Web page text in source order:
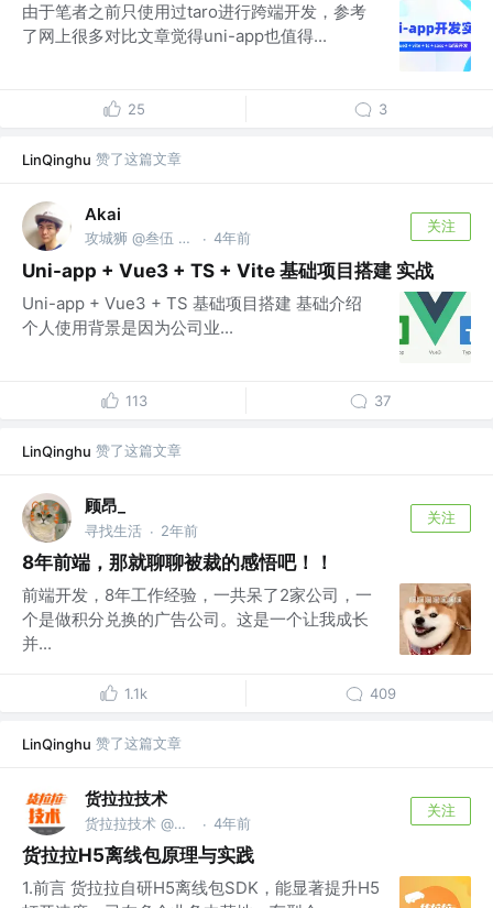
由于笔者之前只使用过taro进行跨端开发，参考
了网上很多对比文章觉得uni-app也值得...
25 3
LinQinghu 赞了这篇文章
Akai
攻城狮 @叁伍 ≠ 三无 · 4年前
关注
Uni-app + Vue3 + TS + Vite 基础项目搭建 实战
Uni-app + Vue3 + TS 基础项目搭建 基础介绍
个人使用背景是因为公司业...
113 37
LinQinghu 赞了这篇文章
顾昂_
寻找生活 · 2年前
关注
8年前端，那就聊聊被裁的感悟吧！！
前端开发，8年工作经验，一共呆了2家公司，一
个是做积分兑换的广告公司。这是一个让我成长
并...
1.1k 409
LinQinghu 赞了这篇文章
货拉拉技术
货拉拉技术 @货拉拉集团 · 4年前
关注
货拉拉H5离线包原理与实践
1.前言 货拉拉自研H5离线包SDK，能显著提升H5